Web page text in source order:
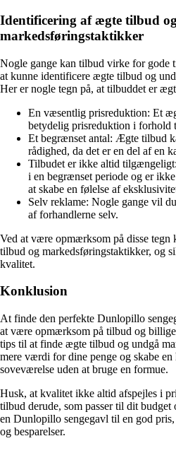
Identificering af ægte tilbud
markedsføringstaktikker
Nogle gange kan tilbud virke for gode
at kunne identificere ægte tilbud og
Her er nogle tegn på, at tilbuddet er
En væsentlig prisreduktion: Et
betydelig prisreduktion i forhold
Et begrænset antal: Ægte tilbud
rådighed, da det er en del af en
Tilbudet er ikke altid
i en begrænset periode og er
at skabe en følelse af
Selv reklame: Nogle gange vil
af forhandlerne selv.
Ved at være opmærksom på disse tegn
tilbud og markedsføringstaktikker, og
kvalitet.
Konklusion
At finde den perfekte Dunlopillo
at være opmærksom på tilbud og
tips til at finde ægte tilbud og undgå
mere værdi for dine penge og skabe
soveværelse uden at bruge en formue.
Husk, at kvalitet ikke altid afspejles i
tilbud derude, som passer til dit
en Dunlopillo sengegavl til en god
og besparelser.